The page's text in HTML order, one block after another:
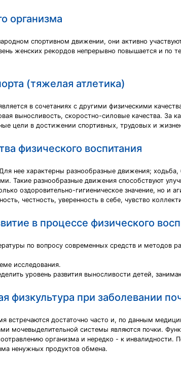
организма
спортивном движении, они активно
женских рекордов непрерывно повышается и по
(тяжелая атлетика)
в сочетаниях с другими физическими
выносливость, скоростно-силовые качества. За
цели в достижении спортивных, трудовых и
физического воспитания
нее характерны разнообразные движения;
Такие разнообразные движения способствуют
оздоровительно-гигиеническое значение, но и
честность, уверенность в себе, чувство
в процессе физического
по вопросу современных средств и методов
исследования.
уровень развития выносливости детей,
физкультура при заболевании
достаточно часто и, по данным
мочевыделительной системы являются почки.
организма и нередко - к
ненужных продуктов обмена.